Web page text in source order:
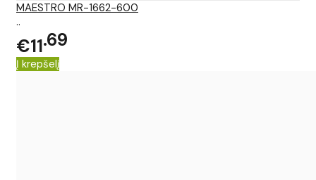
MAESTRO MR-1662-600
..
€11 69
Į krepšelį